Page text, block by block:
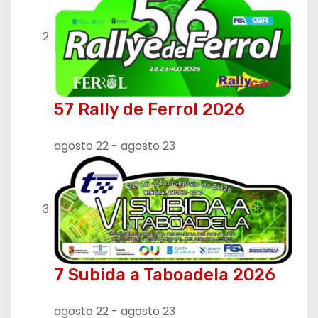
57 Rally de Ferrol 2026
agosto 22 - agosto 23
7 Subida a Taboadela 2026
agosto 22 - agosto 23